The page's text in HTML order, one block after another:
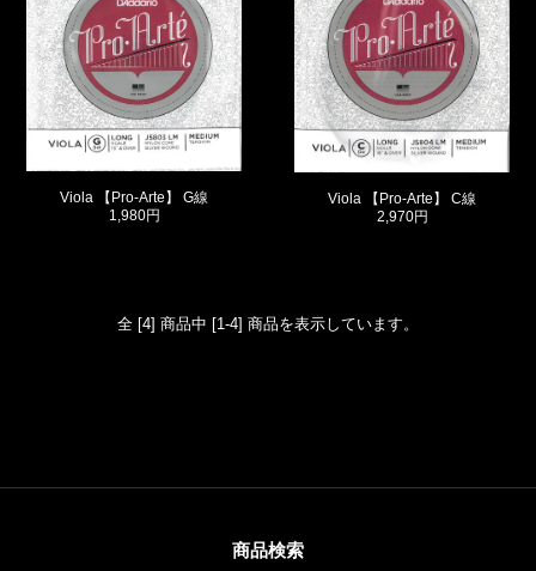
Viola 【Pro-Arte】 G線
1,980円
Viola 【Pro-Arte】 C線
2,970円
全 [4] 商品中 [1-4] 商品を表示しています。
商品検索